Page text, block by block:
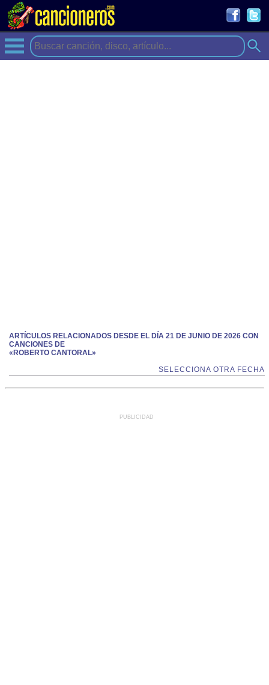
ARTÍCULOS RELACIONADOS DESDE EL DÍA 21 DE JUNIO DE 2026 CON
CANCIONES DE
«ROBERTO CANTORAL»
SELECCIONA OTRA FECHA
PUBLICIDAD